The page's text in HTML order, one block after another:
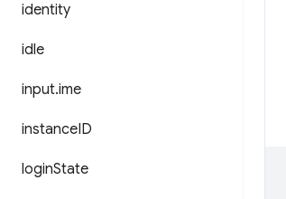
identity
idle
input.ime
instanceID
loginState